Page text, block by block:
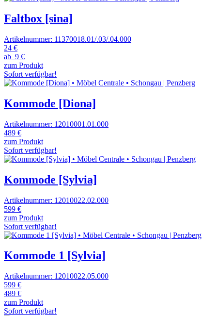
Faltbox [sina]
Artikelnummer: 11370018.01/.03/.04.000
24 €
ab 9 €
zum Produkt
Sofort verfügbar!
Kommode [Diona]
Artikelnummer: 12010001.01.000
489 €
zum Produkt
Sofort verfügbar!
Kommode [Sylvia]
Artikelnummer: 12010022.02.000
599 €
zum Produkt
Sofort verfügbar!
Kommode 1 [Sylvia]
Artikelnummer: 12010022.05.000
599 €
489 €
zum Produkt
Sofort verfügbar!